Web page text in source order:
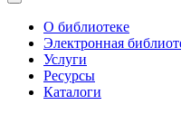
О библиотеке
Электронная
Услуги
Ресурсы
Каталоги